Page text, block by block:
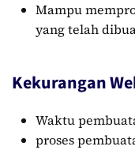
Mampu
yang telah
Kekurangan
Waktu
proses